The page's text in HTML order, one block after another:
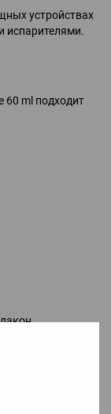
устройствах
испарителями.
60 ml подходит
после